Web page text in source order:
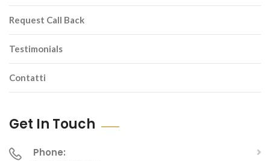
Request Call Back
Testimonials
Contatti
Get In Touch
Phone: